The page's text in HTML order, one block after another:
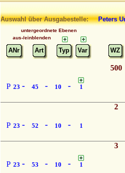
Auswahl über Ausgabestelle: Peters
untergeordnete Ebenen
aus-/einblenden
ANr Art Typ Var WZ
P 23 - 45 - 10 - 1
500
P 23 - 52 - 10 - 1
2
P 23 - 53 - 10 - 1
3